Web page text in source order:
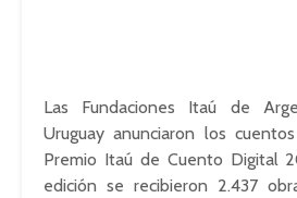
Las Fundaciones Itaú de
Uruguay anunciaron los
Premio Itaú de Cuento Digital
edición se recibieron 2.437